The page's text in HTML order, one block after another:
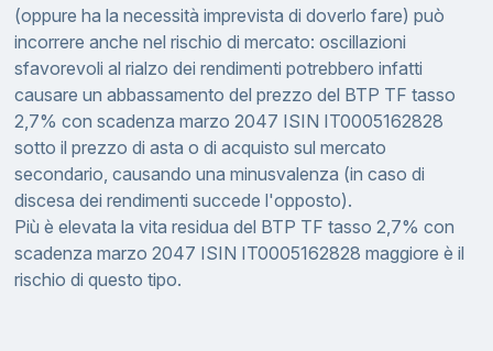
(oppure ha la necessità imprevista di doverlo fare) può
incorrere anche nel rischio di mercato: oscillazioni
sfavorevoli al rialzo dei rendimenti potrebbero infatti
causare un abbassamento del prezzo del BTP TF tasso
2,7% con scadenza marzo 2047 ISIN IT0005162828
sotto il prezzo di asta o di acquisto sul mercato
secondario, causando una minusvalenza (in caso di
discesa dei rendimenti succede l'opposto).
Più è elevata la vita residua del BTP TF tasso 2,7% con
scadenza marzo 2047 ISIN IT0005162828 maggiore è il
rischio di questo tipo.